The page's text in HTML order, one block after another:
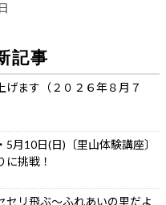
記事
げます（２０２６年８月７
月10日(日)〔里山体験講座〕
に挑戦！
セリ飛ぶ～ふれあいの里だよ